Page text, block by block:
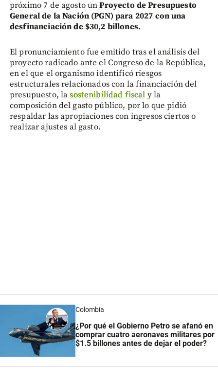
próximo 7 de agosto unProyecto de Presupuesto
General de la Nación (PGN) para 2027 con una
desfinanciación de $30,2 billones.
El pronunciamiento fue emitido tras el análisis del
proyecto radicado ante el Congreso de la República,
en el que el organismo identificó riesgos
estructurales relacionados con la financiación del
presupuesto, lasostenibilidad fiscal y la
composición del gasto público, por lo que pidió
respaldar las apropiaciones con ingresos ciertos o
realizar ajustes al gasto.
Colombia
¿Por qué el Gobierno Petro se afanó en
comprar cuatro aeronaves militares por
$1.5 billones antes de dejar el poder?